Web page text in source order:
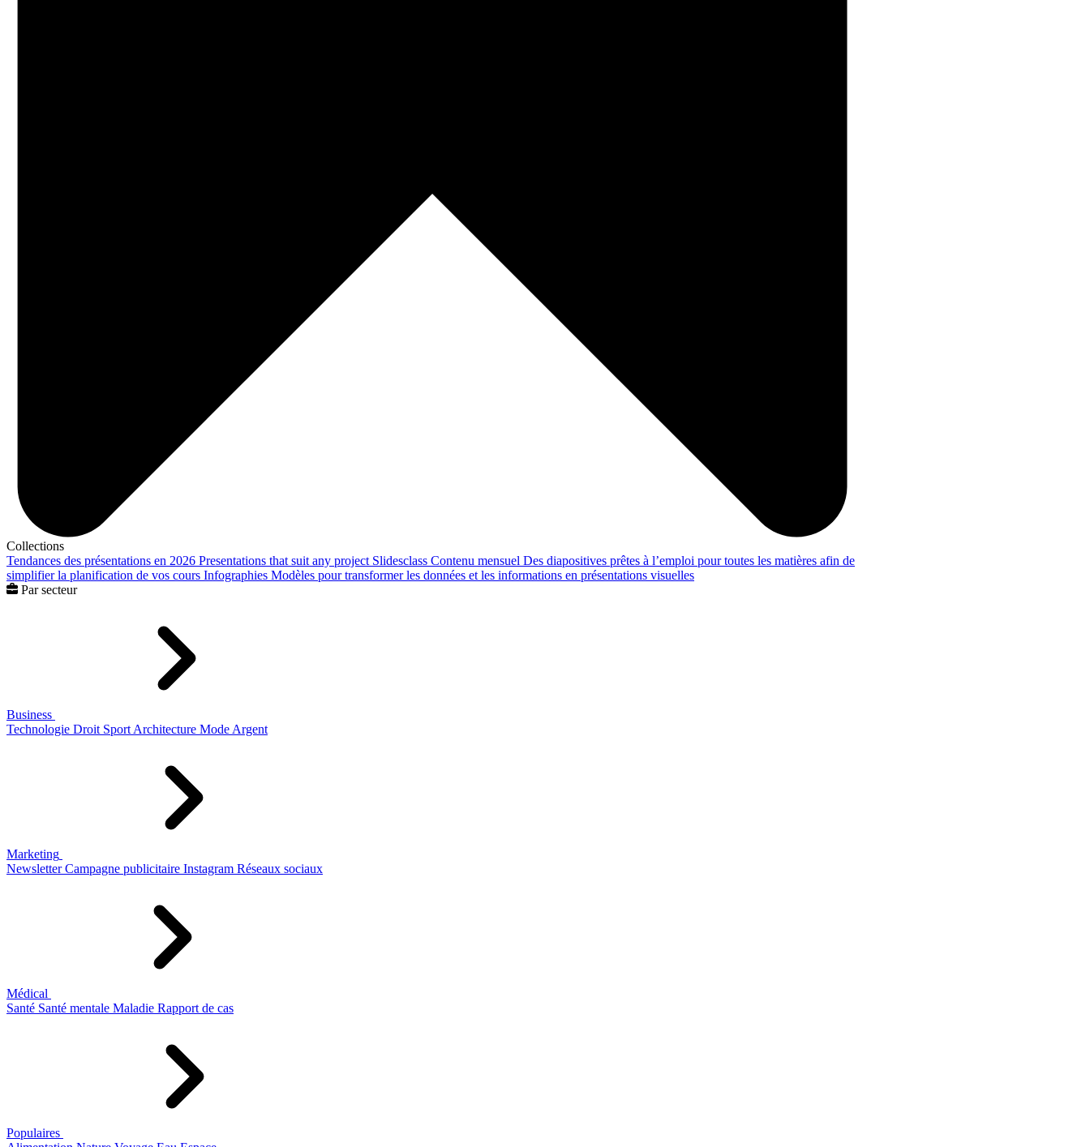
Collections
Tendances des présentations en 2026 Presentations that suit any project Slidesclass Contenu mensuel Des diapositives prêtes à l’emploi pour toutes les matières afin de
simplifier la planification de vos cours Infographies Modèles pour transformer les données et les informations en présentations visuelles
Par secteur
Business
Technologie Droit Sport Architecture Mode Argent
Marketing
Newsletter Campagne publicitaire Instagram Réseaux sociaux
Médical
Santé Santé mentale Maladie Rapport de cas
Populaires